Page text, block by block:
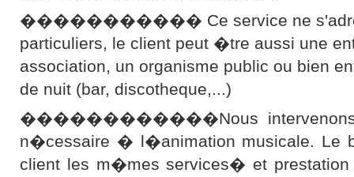
����������� Ce service ne
particuliers, le client peut �tre aussi une
association, un organisme public ou bien
de nuit (bar, discotheque,...)
������������Nous intervenons
n�cessaire � l�animation musicale. Le
client les m�mes services� et